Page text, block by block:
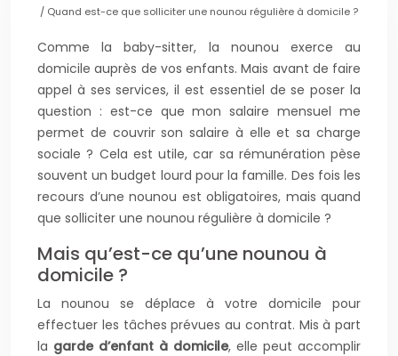
/ Quand est-ce que solliciter une nounou régulière à domicile ?
Comme la baby-sitter, la nounou exerce au
domicile auprès de vos enfants. Mais avant de faire
appel à ses services, il est essentiel de se poser la
question : est-ce que mon salaire mensuel me
permet de couvrir son salaire à elle et sa charge
sociale ? Cela est utile, car sa rémunération pèse
souvent un budget lourd pour la famille. Des fois les
recours d’une nounou est obligatoires, mais quand
que solliciter une nounou régulière à domicile ?
Mais qu’est-ce qu’une nounou à
domicile ?
La nounou se déplace à votre domicile pour
effectuer les tâches prévues au contrat. Mis à part
la garde d’enfant à domicile, elle peut accomplir